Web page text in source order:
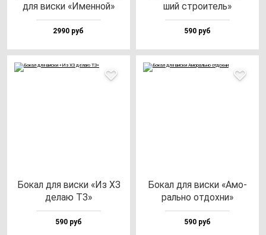
для вис­ки «Имен­ной»
2990 руб
ший стро­итель»
590 руб
Бокал для вис­ки «Из ХЗ
де­лаю ТЗ»
590 руб
Бокал для вис­ки «Амо­
раль­но от­дох­ни»
590 руб